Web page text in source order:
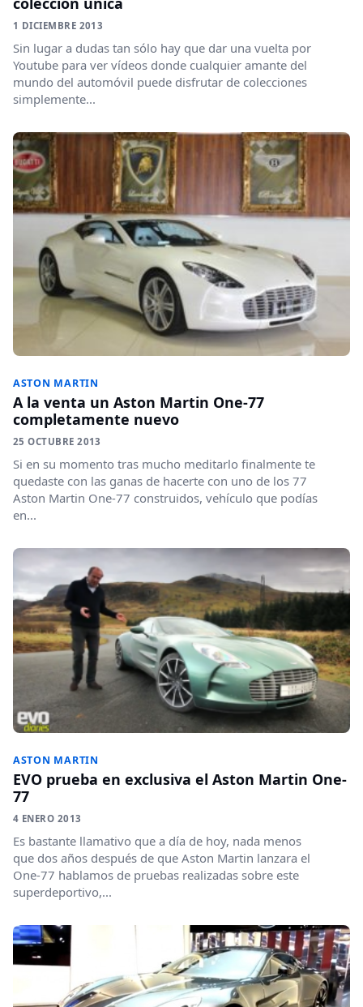
1 DICIEMBRE 2013
Sin lugar a dudas tan sólo hay que dar una vuelta por
Youtube para ver vídeos donde cualquier amante del
mundo del automóvil puede disfrutar de colecciones
simplemente...
ASTON MARTIN
A la venta un Aston Martin One-77
completamente nuevo
25 OCTUBRE 2013
Si en su momento tras mucho meditarlo finalmente te
quedaste con las ganas de hacerte con uno de los 77
Aston Martin One-77 construidos, vehículo que podías
en...
ASTON MARTIN
EVO prueba en exclusiva el Aston Martin One-
77
4 ENERO 2013
Es bastante llamativo que a día de hoy, nada menos
que dos años después de que Aston Martin lanzara el
One-77 hablamos de pruebas realizadas sobre este
superdeportivo,...